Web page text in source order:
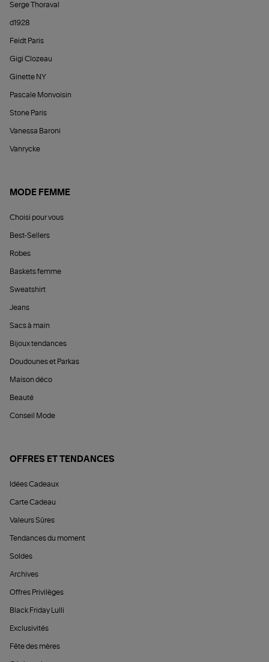
Serge Thoraval
d1928
Feidt Paris
Gigi Clozeau
Ginette NY
Pascale Monvoisin
Stone Paris
Vanessa Baroni
Vanrycke
MODE FEMME
Choisi pour vous
Best-Sellers
Robes
Baskets femme
Sweatshirt
Jeans
Sacs à main
Bijoux tendances
Doudounes et Parkas
Maison déco
Beauté
Conseil Mode
OFFRES ET TENDANCES
Idées Cadeaux
Carte Cadeau
Valeurs Sûres
Tendances du moment
Soldes
Archives
Offres Privilèges
Black Friday Lulli
Exclusivités
Fête des mères